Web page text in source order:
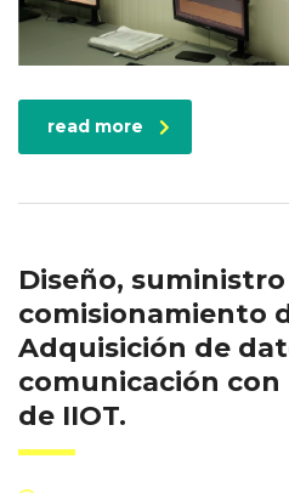
read more
Diseño,
comisionamiento
Adquisición de
comunicación con
de IIOT.